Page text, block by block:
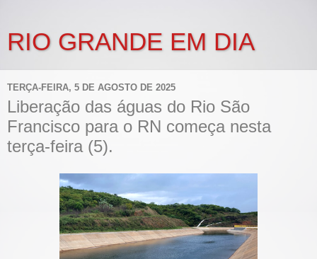
RIO GRANDE EM DIA
TERÇA-FEIRA, 5 DE AGOSTO DE 2025
Liberação das águas do Rio São
Francisco para o RN começa nesta
terça-feira (5).